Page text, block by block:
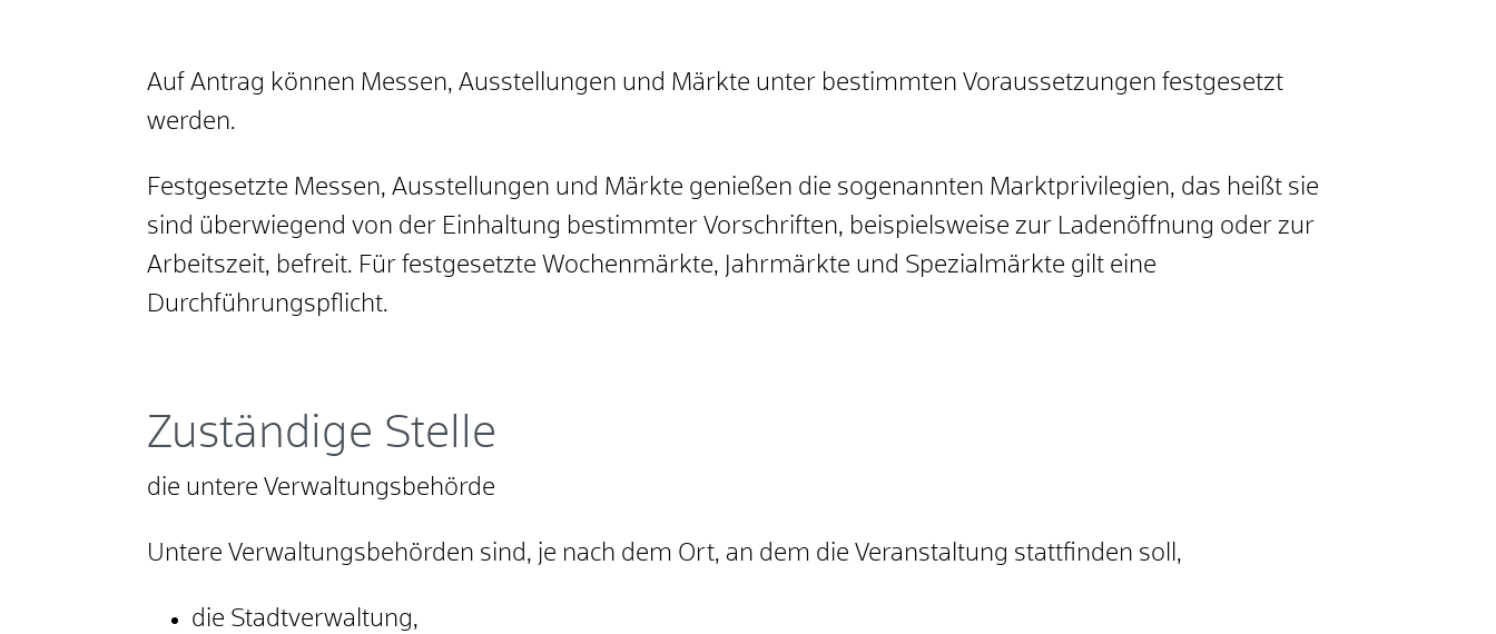
Auf Antrag können Messen, Ausstellungen und Märkte unter bestimmten Voraussetzungen festgesetzt
werden.
Festgesetzte Messen, Ausstellungen und Märkte genießen die sogenannten Marktprivilegien, das heißt sie
sind überwiegend von der Einhaltung bestimmter Vorschriften, beispielsweise zur Ladenöffnung oder zur
Arbeitszeit, befreit. Für festgesetzte Wochenmärkte, Jahrmärkte und Spezialmärkte gilt eine
Durchführungspflicht.
Zuständige Stelle
die untere Verwaltungsbehörde
Untere Verwaltungsbehörden sind, je nach dem Ort, an dem die Veranstaltung stattfinden soll,
die Stadtverwaltung,